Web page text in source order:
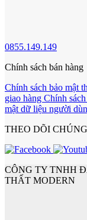
CỬA GỖ
0855.149.149
Chính sách bán hàng
Chính sách bảo mật
giao hàng Chính
mật dữ liệu người
THEO DÕI
CÔNG TY TNHH
THẤT MODERN